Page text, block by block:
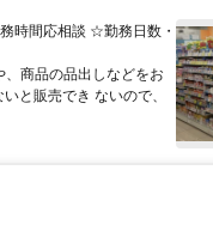
時間応相談 ☆勤務日数・
商品の品出しなどをお
と販売でき ないので、